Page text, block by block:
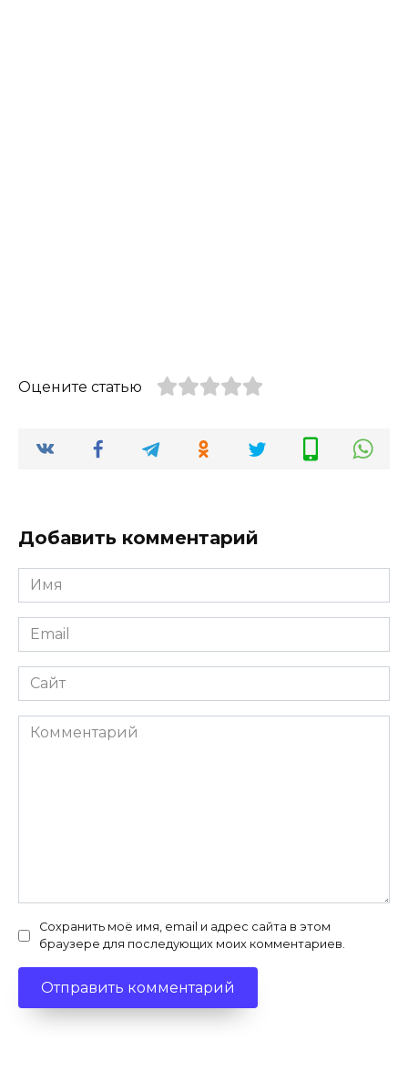
Оцените статью
Добавить комментарий
Имя
*
Email
*
Сайт
Комментарий
Сохранить моё имя, email и адрес сайта в этом
браузере для последующих моих комментариев.